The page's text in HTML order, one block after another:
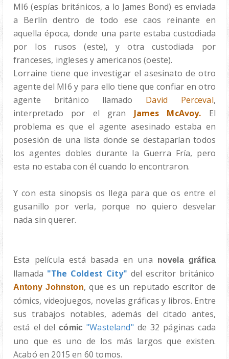
MI6 (espías británicos, a lo James Bond) es enviada
a Berlín dentro de todo ese caos reinante en
aquella época, donde una parte estaba custodiada
por los rusos (este), y otra custodiada por
franceses, ingleses y americanos(oeste).
Lorraine tiene que investigar el asesinato de otro
agente del MI6 y para ello tiene que confiar en otro
agente británico llamado David Perceval,
interpretado por el gran James McAvoy. El
problema es que el agente asesinado estaba en
posesión de una lista donde se destaparían todos
los agentes dobles durante la Guerra Fría, pero
esta no estaba con él cuando lo encontraron.
Y con esta sinopsis os llega para que os entre el
gusanillo por verla, porque no quiero desvelar
nada sin querer.
Esta película está basada en una novela gráfica
llamada "The Coldest City" del escritor británico
Antony Johnston, que es un reputado escritor de
cómics, videojuegos, novelas gráficas y libros. Entre
sus trabajos notables, además del citado antes,
está el delcómic "Wasteland" de 32 páginas cada
uno que es uno de los más largos que existen.
Acabó en 2015 en 60 tomos.